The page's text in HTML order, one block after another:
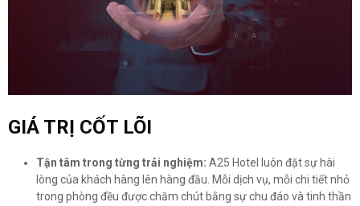
GIÁ TRỊ CỐT LÕI
Tận tâm trong từng trải nghiệm: A25 Hotel luôn đặt sự hài
lòng của khách hàng lên hàng đầu. Mỗi dịch vụ, mỗi chi tiết nhỏ
trong phòng đều được chăm chút bằng sự chu đáo và tinh thần